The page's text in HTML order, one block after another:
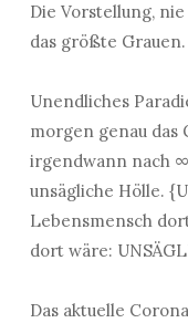
Die Vorstellung,
das größte Grauen.
Unendliches
morgen genau das
irgendwann nach
unsägliche Hölle.
Lebensmensch
dort wäre:
Das aktuelle